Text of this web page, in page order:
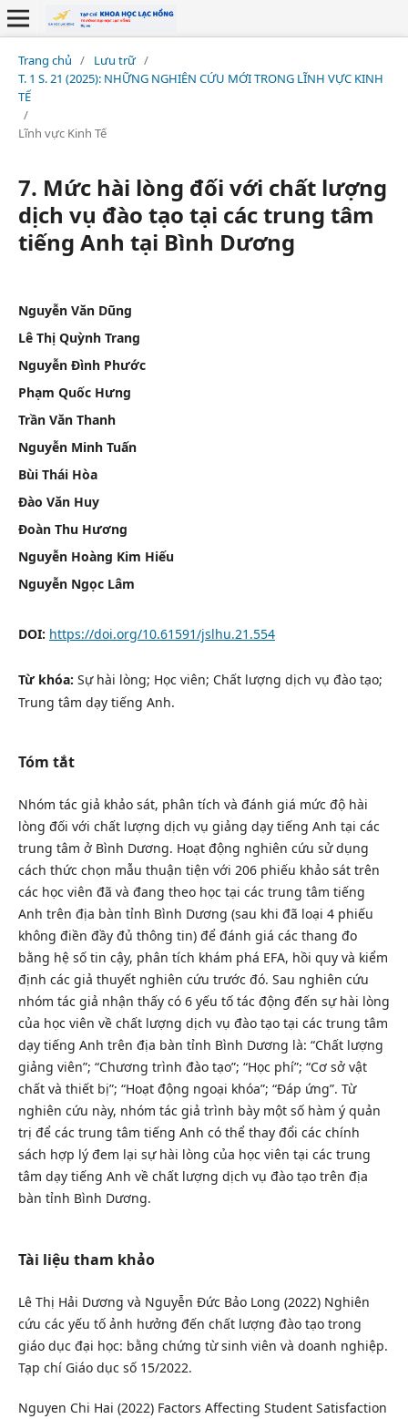
Trang chủ / Lưu trữ /
T. 1 S. 21 (2025): NHỮNG NGHIÊN CỨU MỚI TRONG LĨNH VỰC KINH
TẾ
/
Lĩnh vực Kinh Tế
7. Mức hài lòng đối với chất lượng
dịch vụ đào tạo tại các trung tâm
tiếng Anh tại Bình Dương
Nguyễn Văn Dũng
Lê Thị Quỳnh Trang
Nguyễn Đình Phước
Phạm Quốc Hưng
Trần Văn Thanh
Nguyễn Minh Tuấn
Bùi Thái Hòa
Đào Văn Huy
Đoàn Thu Hương
Nguyễn Hoàng Kim Hiếu
Nguyễn Ngọc Lâm
DOI: https://doi.org/10.61591/jslhu.21.554
Từ khóa: Sự hài lòng; Học viên; Chất lượng dịch vụ đào tạo;
Trung tâm dạy tiếng Anh.
Tóm tắt
Nhóm tác giả khảo sát, phân tích và đánh giá mức độ hài
lòng đối với chất lượng dịch vụ giảng dạy tiếng Anh tại các
trung tâm ở Bình Dương. Hoạt động nghiên cứu sử dụng
cách thức chọn mẫu thuận tiện với 206 phiếu khảo sát trên
các học viên đã và đang theo học tại các trung tâm tiếng
Anh trên địa bàn tỉnh Bình Dương (sau khi đã loại 4 phiếu
không điền đầy đủ thông tin) để đánh giá các thang đo
bằng hệ số tin cậy, phân tích khám phá EFA, hồi quy và kiểm
định các giả thuyết nghiên cứu trước đó. Sau nghiên cứu
nhóm tác giả nhận thấy có 6 yếu tố tác động đến sự hài lòng
của học viên về chất lượng dịch vụ đào tạo tại các trung tâm
dạy tiếng Anh trên địa bàn tỉnh Bình Dương là: “Chất lượng
giảng viên”; “Chương trình đào tạo”; “Học phí”; “Cơ sở vật
chất và thiết bị”; “Hoạt động ngoại khóa”; “Đáp ứng”. Từ
nghiên cứu này, nhóm tác giả trình bày một số hàm ý quản
trị để các trung tâm tiếng Anh có thể thay đổi các chính
sách hợp lý đem lại sự hài lòng của học viên tại các trung
tâm dạy tiếng Anh về chất lượng dịch vụ đào tạo trên địa
bàn tỉnh Bình Dương.
Tài liệu tham khảo
Lê Thị Hải Dương và Nguyễn Đức Bảo Long (2022) Nghiên
cứu các yếu tố ảnh hưởng đến chất lượng đào tạo trong
giáo dục đại học: bằng chứng từ sinh viên và doanh nghiệp.
Tạp chí Giáo dục số 15/2022.
Nguyen Chi Hai (2022) Factors Affecting Student Satisfaction